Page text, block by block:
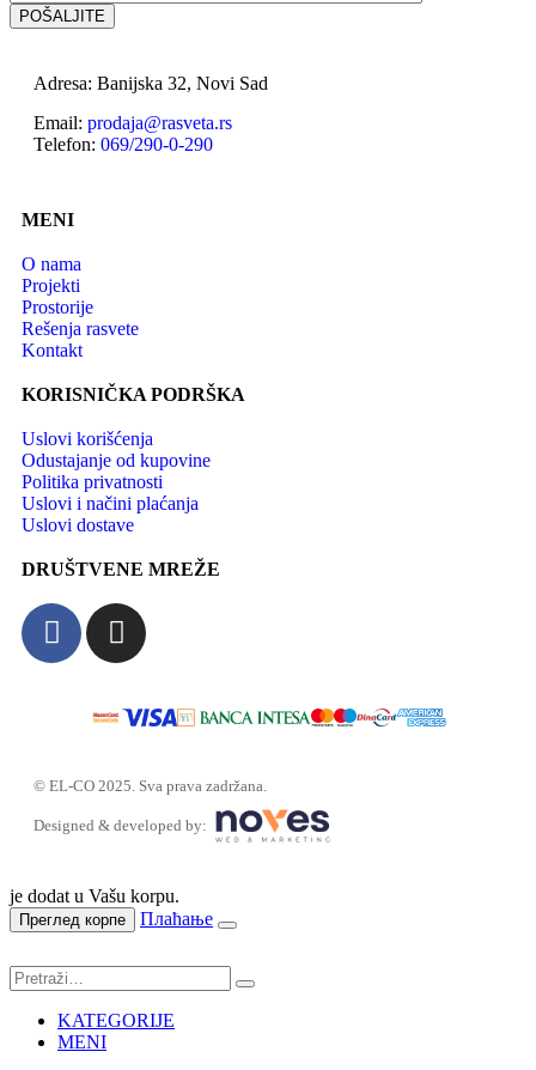
Adresa: Banijska 32, Novi Sad
Email: prodaja@rasveta.rs
Telefon: 069/290-0-290
MENI
O nama
Projekti
Prostorije
Rešenja rasvete
Kontakt
KORISNIČKA PODRŠKA
Uslovi korišćenja
Odustajanje od kupovine
Politika privatnosti
Uslovi i načini plaćanja
Uslovi dostave
DRUŠTVENE MREŽE
© EL-CO 2025. Sva prava zadržana.
Designed & developed by:
je dodat u Vašu korpu.
Преглед корпе Плаћање
KATEGORIJE
MENI